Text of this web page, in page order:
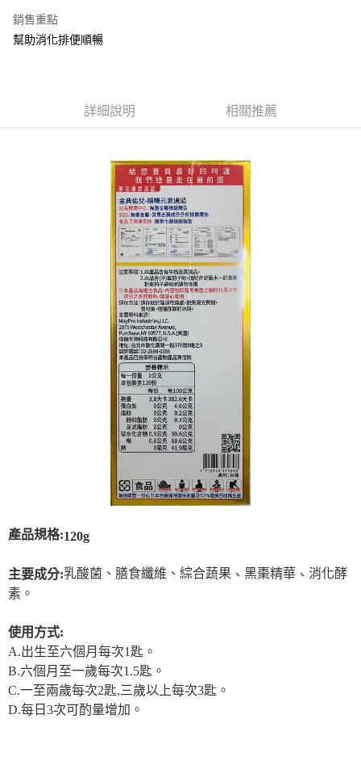
【關於「AFTEE先享後付」】
AFTEE先享後付是「在收到商品之後才付款」的支付方式。 讓您購物簡單
結帳頁面，進行簡訊認證並確認金額後，即可完成結帳。
２．訂單成立數日內，您將收到繳費通知簡訊。
３．收到繳費通知簡訊後14天內，點擊此簡訊中的連結，可透過四大超商／
ATM／網路銀行／等多元方式進行付款，方視為交易完成。
※ 請注意：結帳手續完成當下不需立刻繳費，但若您需要取消訂單，請聯絡
購買商品的店家。未經商家同意取消之訂單仍視為有效，需透過AFTEE先享
※ 交易是否成功請以「AFTEE先享後付 」之結帳頁面顯示為準，若有關於
是否繳費成功／繳費後需取消欲退款等相關疑問，請聯繫「AFTEE先享後付
https://netprotections.freshdesk.com/support/home
１．透過由恩沛科技股份有限公司提供之「AFTEE先享後付」服務完成之交
易，需依本服務之必要範圍內提供個人資料，並將交易相關給付款項請求債
權轉讓予恩沛科技股份有限公司。
２．關於個人資料處理事宜，請瀏覽以下網址：
https://aftee.tw/terms/#terms3
３．未成年的使用者請事先徵得法定代理人或監護人之同意方可使用
「AFTEE先享後付」，若未經同意申辦者引起之損失，本公司不負相關責
４．使用「AFTEE先享後付」時，將依據個別帳號之用戶狀況，依本公司即
請求用戶進行身份認證。
５．嚴禁一人註冊多個帳號或使用他人資訊註冊。若發現惡意使用之情形，
恩沛科技股份有限公司將有權停止該用戶之使用額度並採取法律行動。
ATM付款
每筆NT$70，滿NT$600(含以上)免運費
每筆NT$80，滿NT$600(含以上)免運費
銷售重點
幫助消化排便順暢
詳細說明 相關推薦
產品規格:120g
主要成分:乳酸菌、膳食纖維、綜合蔬果 、 黑棗精華 、 消化酵
素。
使用方式:
A.出生至六個月每次1匙。
B.六個月至一歲每次1.5匙。
C.一至兩歲每次2匙,三歲以上每次3匙。
D.每日3次可酌量增加。